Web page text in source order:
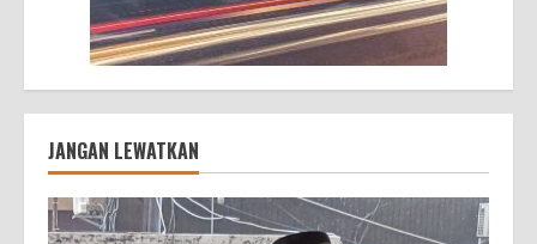
JANGAN LEWATKAN